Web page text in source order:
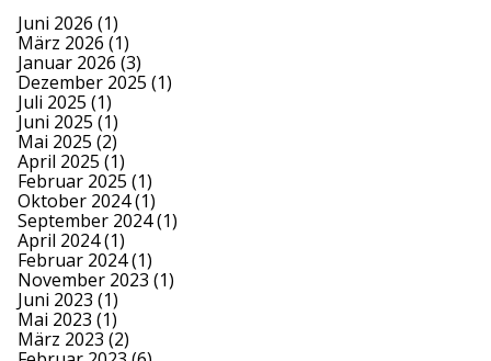
Juni 2026 (1)
März 2026 (1)
Januar 2026 (3)
Dezember 2025 (1)
Juli 2025 (1)
Juni 2025 (1)
Mai 2025 (2)
April 2025 (1)
Februar 2025 (1)
Oktober 2024(1)
September 2024(1)
April 2024(1)
Februar 2024(1)
November 2023 (1)
Juni 2023 (1)
Mai 2023 (1)
März 2023 (2)